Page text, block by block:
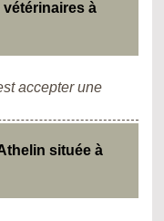
à
accepter une
située à